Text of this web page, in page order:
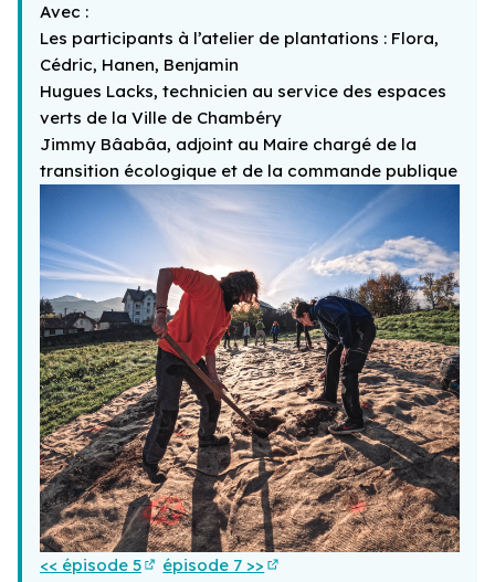
Avec :
Les participants à l’atelier de plantations : Flora,
Cédric, Hanen, Benjamin
Hugues Lacks, technicien au service des espaces
verts de la Ville de Chambéry
Jimmy Bâabâa, adjoint au Maire chargé de la
transition écologique et de la commande publique
<< épisode 5
épisode 7 >>